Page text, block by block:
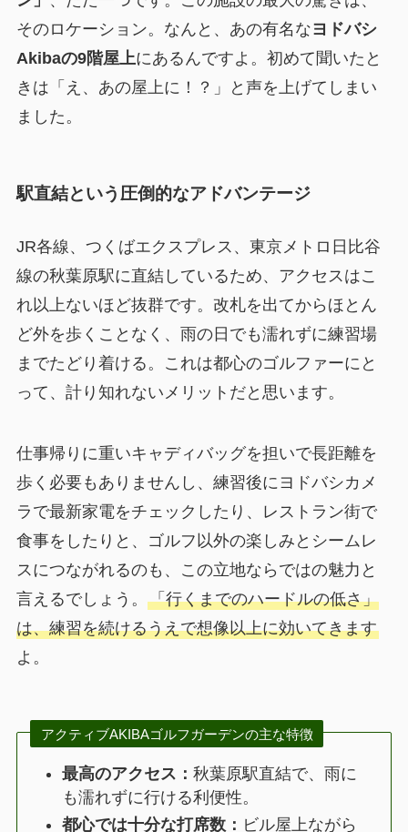
そのロケーション。なんと、あの有名なヨドバシ
Akibaの9階屋上にあるんですよ。初めて聞いたと
きは「え、あの屋上に！？」と声を上げてしまい
ました。
駅直結という圧倒的なアドバンテージ
JR各線、つくばエクスプレス、東京メトロ日比谷
線の秋葉原駅に直結しているため、アクセスはこ
れ以上ないほど抜群です。改札を出てからほとん
ど外を歩くことなく、雨の日でも濡れずに練習場
までたどり着ける。これは都心のゴルファーにと
って、計り知れないメリットだと思います。
仕事帰りに重いキャディバッグを担いで長距離を
歩く必要もありませんし、練習後にヨドバシカメ
ラで最新家電をチェックしたり、レストラン街で
食事をしたりと、ゴルフ以外の楽しみとシームレ
スにつながれるのも、この立地ならではの魅力と
言えるでしょう。 「行くまでのハードルの低さ」
は、練習を続けるうえで想像以上に効いてきます
よ。
アクティブAKIBAゴルフガーデンの主な特徴
最高のアクセス：秋葉原駅直結で、雨に
も濡れずに行ける利便性。
都心では十分な打席数： ビル屋上ながら